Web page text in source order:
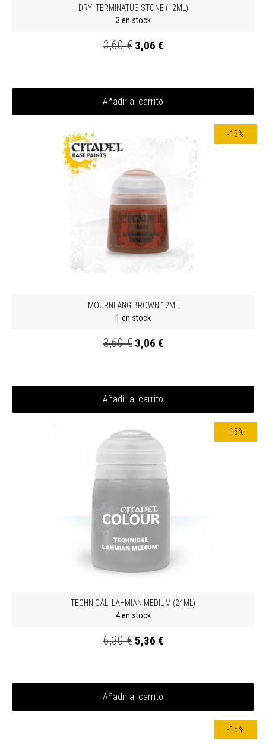
DRY: TERMINATUS STONE (12ML)
3 en stock
3,60 € 3,06 €
Añadir al carrito
-15%
MOURNFANG BROWN 12ML
1 en stock
3,60 € 3,06 €
Añadir al carrito
-15%
TECHNICAL: LAHMIAN MEDIUM (24ML)
4 en stock
6,30 €5,36 €
Añadir al carrito
-15%